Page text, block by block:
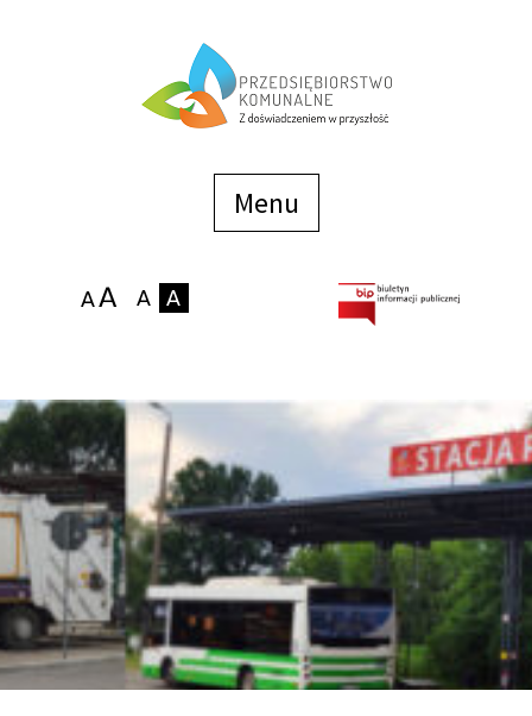
Menu
Zakłady
Podaj stan wodomierza
Kontakt
Oferta